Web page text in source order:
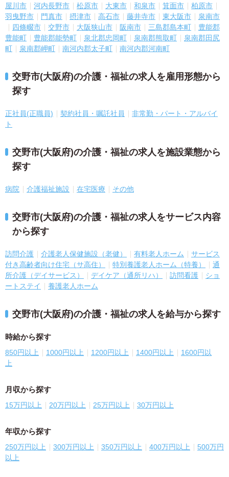
屋川市
河内長野市 松原市 大東市 和泉市 箕面市
柏原市
羽曳野市
門真市 摂津市 高石市 藤井寺市 東大阪市
泉南市
四條畷市
交野市 大阪狭山市 阪南市 三島郡島本町
豊能郡
豊能町
豊能郡能勢町 泉北郡忠岡町 泉南郡熊取町
泉南郡田尻
町
泉南郡岬町 南河内郡太子町 南河内郡河南町
交野市(大阪府)の介護・福祉の求人を雇用形態から
探す
正社員(正職員) 契約社員・嘱託社員
非常勤・パート・アルバイ
ト
交野市(大阪府)の介護・福祉の求人を施設業態から
探す
病院 介護福祉施設 在宅医療 その他
交野市(大阪府)の介護・福祉の求人をサービス内容
から探す
訪問介護 介護老人保健施設（老健） 有料老人ホーム
サービス
付き高齢者向け住宅（サ高住）
特別養護老人ホーム（特養）
通
所介護（デイサービス）
デイケア（通所リハ） 訪問看護
ショ
ートステイ
養護老人ホーム
交野市(大阪府)の介護・福祉の求人を給与から探す
時給から探す
850円以上 1000円以上 1200円以上 1400円以上
1600円以
上
月収から探す
15万円以上 20万円以上 25万円以上 30万円以上
年収から探す
250万円以上 300万円以上 350万円以上 400万円以上
500万円
以上